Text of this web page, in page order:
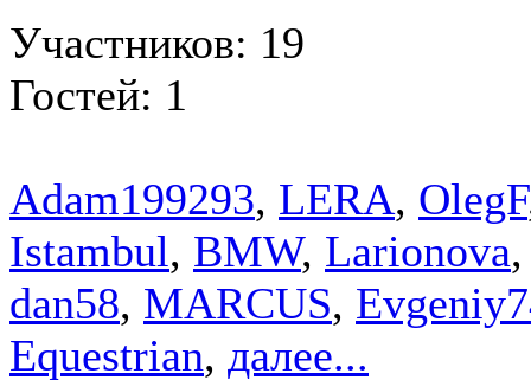
Участников: 19
Гостей: 1
Adam199293, LERA, OlegF
Istambul, BMW, Larionova,
dan58, MARCUS,
Equestrian, далее...